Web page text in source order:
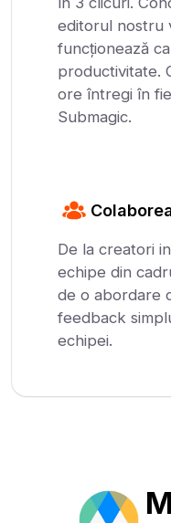
editorul nostru
funcționează
productivitate.
ore întregi în
Submagic.
De la creatori
echipe din
de o abordare
feedback
echipei.